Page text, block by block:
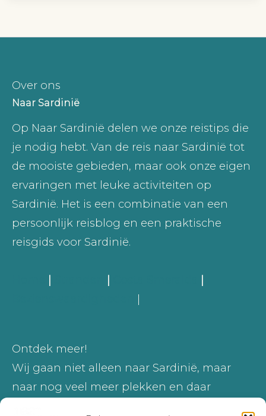
Over ons
Naar Sardinië
Op Naar Sardinië delen we onze reistips die
je nodig hebt. Van de reis naar Sardinië tot
de mooiste gebieden, maar ook onze eigen
ervaringen met leuke activiteiten op
Sardinië. Het is een combinatie van een
persoonlijk reisblog en een praktische
reisgids voor Sardinië.
| |
|
|
Ontdek meer!
Wij gaan niet alleen naar Sardinië, maar
naar nog veel meer plekken en daar